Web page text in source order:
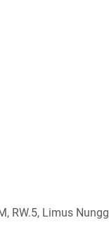
RW.5, Limus